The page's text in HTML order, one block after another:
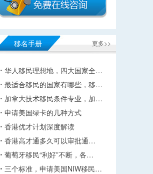
更多>>
移名手册
华人移民理想地，四大国家全…
最适合移民的国家有哪些，移…
加拿大技术移民条件专业，加…
申请美国绿卡的几种方式
香港优才计划深度解读
香港高才通多久可以审批通…
葡萄牙移民“利好”不断，各…
三个标准，申请美国NIW移民…